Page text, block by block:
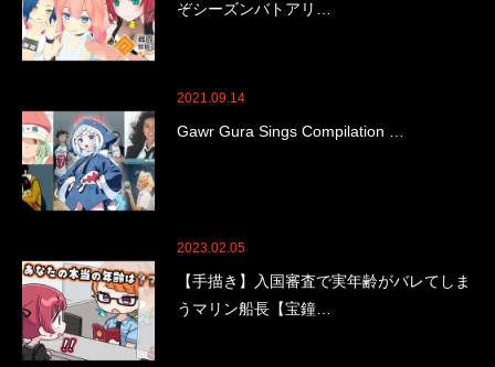
ぞシーズンバトアリ…
2021.09.14
Gawr Gura Sings Compilation …
2023.02.05
【手描き】入国審査で実年齢がバレてしま
うマリン船長【宝鐘…